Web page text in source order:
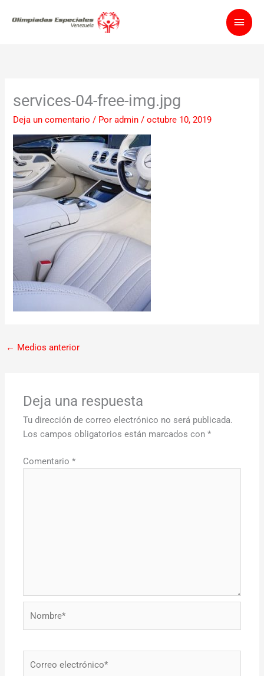
services-04-free-img.jpg
Deja un comentario / Poradmin/octubre 10, 2019
← Medios anterior
Deja una respuesta
Tu dirección de correo electrónico no será publicada.
Los campos obligatorios están marcados con*
Comentario*